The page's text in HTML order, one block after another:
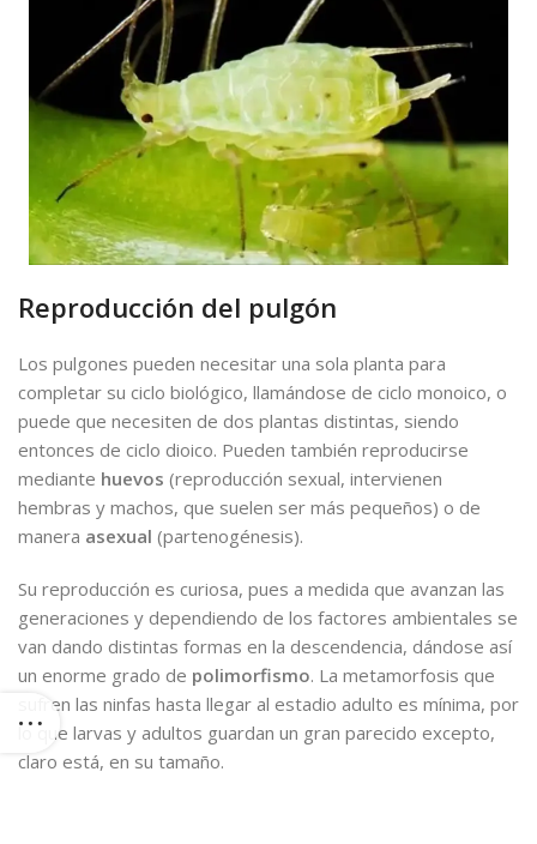
Reproducción del pulgón
Los pulgones pueden necesitar una sola planta para
completar su ciclo biológico, llamándose de ciclo monoico, o
puede que necesiten de dos plantas distintas, siendo
entonces de ciclo dioico. Pueden también reproducirse
mediante huevos (reproducción sexual, intervienen
hembras y machos, que suelen ser más pequeños) o de
manera asexual (partenogénesis).
Su reproducción es curiosa, pues a medida que avanzan las
generaciones y dependiendo de los factores ambientales se
van dando distintas formas en la descendencia, dándose así
un enorme grado de polimorfismo. La metamorfosis que
sufren las ninfas hasta llegar al estadio adulto es mínima, por
lo que larvas y adultos guardan un gran parecido excepto,
claro está, en su tamaño.